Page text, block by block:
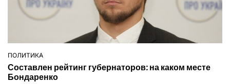
ОПУБЛІКУВАТИ
У
ПОЛИТИКА
Составлен рейтинг губернаторов: на каком месте
Бондаренко